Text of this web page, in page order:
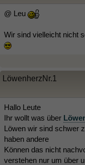
@ Leu
Wir sind vielleicht nicht
LöwenherzNr.1
Hallo Leute
Ihr wollt was über
Löwen wir sind schwer
haben andere
Können das nicht
verstehen nur um über